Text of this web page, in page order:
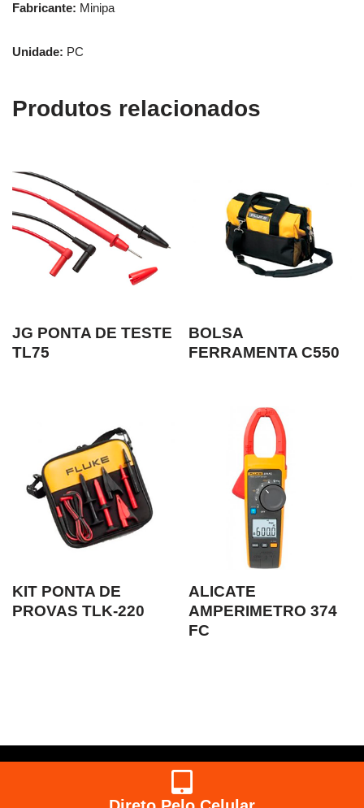
Fabricante: Minipa
Unidade: PC
Produtos relacionados
JG PONTA DE TESTE
TL75
BOLSA
FERRAMENTA C550
KIT PONTA DE
PROVAS TLK-220
ALICATE
AMPERIMETRO 374
FC